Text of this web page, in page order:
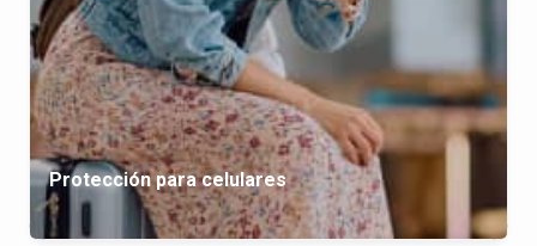
Protección para celulares